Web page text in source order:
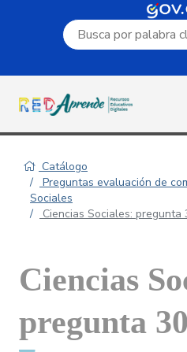
Campo de búsqueda
Catálogo
Preguntas evaluación de
Sociales
Ciencias Sociales: pregunta
Ciencias
pregunta